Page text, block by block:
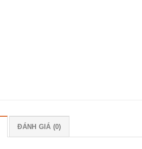
ĐÁNH GIÁ (0)